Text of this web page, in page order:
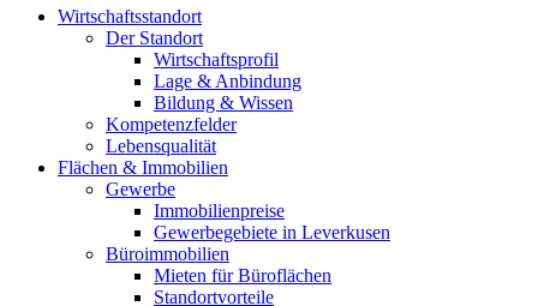
Wirtschaftsstandort
Der Standort
Wirtschaftsprofil
Lage & Anbindung
Bildung & Wissen
Kompetenzfelder
Lebensqualität
Flächen & Immobilien
Gewerbe
Immobilienpreise
Gewerbegebiete in Leverkusen
Büroimmobilien
Mieten für Büroflächen
Standortvorteile